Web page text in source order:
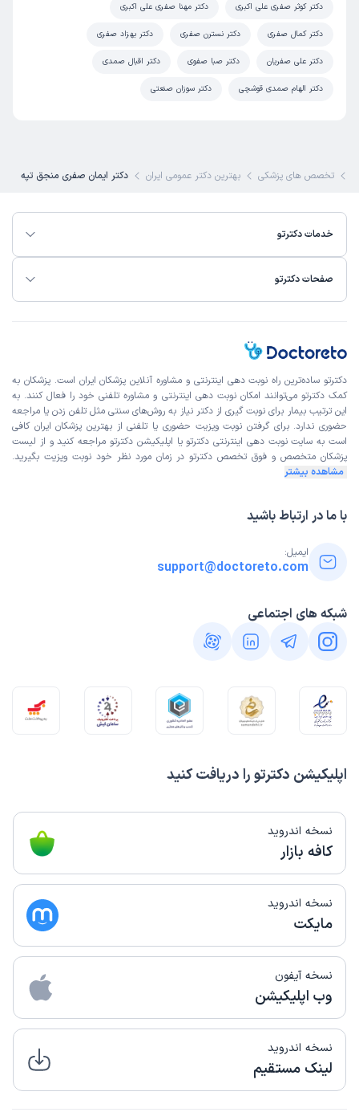
دکتر کوثر صفری علی اکبری دکتر مهنا صفری علی اکبری
دکتر کمال صفری دکتر نسترن صفری دکتر بهزاد صفری
دکتر علی صفریان دکتر صبا صفوی دکتر اقبال صمدی
دکتر الهام صمدی قوشچی دکتر سوزان صنعتی
تخصص های پزشکی بهترین دکتر عمومی ایران دکتر ایمان صفری منجق تپه
خدمات دکترتو
صفحات دکترتو
اپلیکیشن دکترتو را دریافت کنید
نسخه اندروید
کافه بازار
نسخه اندروید
مایکت
نسخه آیفون
وب اپلیکیشن
نسخه اندروید
لینک مستقیم
دکترتو ساده‌ترین راه نوبت‌ دهی اینترنتی و مشاوره آنلاین پزشکان ایران است. پزشکان به
کمک دکترتو می‌توانند امکان نوبت دهی اینترنتی و مشاوره تلفنی خود را فعال کنند. به
این ترتیب بیمار برای نوبت گیری از دکتر نیاز به روش‌های سنتی مثل تلفن زدن یا مراجعه
حضوری ندارد. برای گرفتن نوبت ویزیت حضوری یا تلفنی از بهترین پزشکان ایران کافی
است به سایت نوبت دهی اینترنتی دکترتو یا اپلیکیشن دکترتو مراجعه کنید و از لیست
پزشکان متخصص و فوق تخصص دکترتو در زمان مورد نظر خود نوبت ویزیت بگیرید.
مشاهده بیشتر
با ما در ارتباط باشید
ایمیل:
support@doctoreto.com
شبکه های اجتماعی